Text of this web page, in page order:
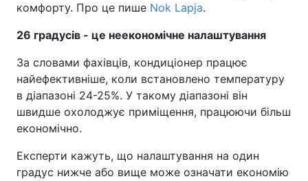
комфорту. Про це пише Nok Lapja.
26 градусів - це неекономічне налаштування
За словами фахівців, кондиціонер працює
найефективніше, коли встановлено температуру
в діапазоні 24-25%. У такому діапазоні він
швидше охолоджує приміщення, працюючи більш
економічно.
Експерти кажуть, що налаштування на один
градус нижче або вище може означати економію